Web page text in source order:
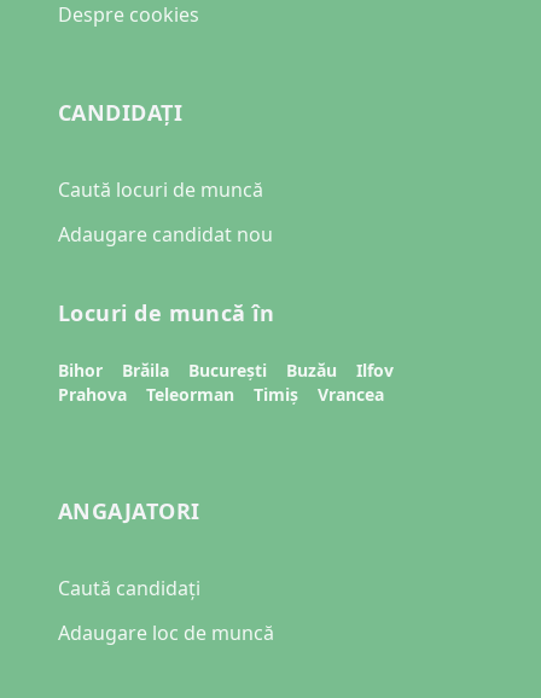
Despre cookies
CANDIDAȚI
Caută locuri de muncă
Adaugare candidat nou
Locuri de muncă în
Bihor Brăila București Buzău
Ilfov
Prahova
Teleorman Timiș Vrancea
ANGAJATORI
Caută candidați
Adaugare loc de muncă